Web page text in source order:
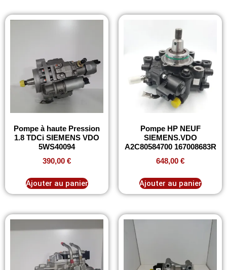
Pompe à haute Pression
1.8 TDCi SIEMENS VDO
5WS40094
390,00 €
Ajouter au panier
Pompe HP NEUF
SIEMENS.VDO
A2C80584700 167008683R
648,00 €
Ajouter au panier